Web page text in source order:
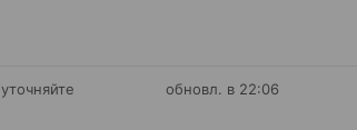
уточняйте обновл. в 22:06